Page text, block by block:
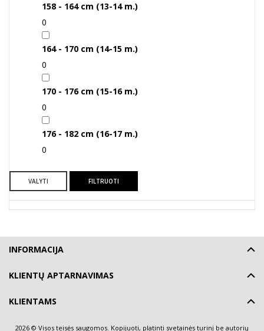
158 - 164 cm (13-14 m.)
0
164 - 170 cm (14-15 m.)
0
170 - 176 cm (15-16 m.)
0
176 - 182 cm (16-17 m.)
0
VALYTI FILTRUOTI
INFORMACIJA
KLIENTŲ APTARNAVIMAS
KLIENTAMS
2026 © Visos teisės saugomos. Kopijuoti, platinti svetainės turinį be autorių